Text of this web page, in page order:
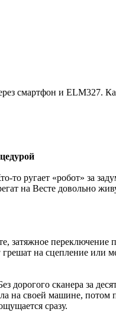
смартфон и
ругает «робот» за
на Весте довольно
на сцепление или
дорогого сканера за
на своей машине,
сразу.